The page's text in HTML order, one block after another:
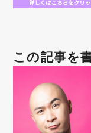
この記事を